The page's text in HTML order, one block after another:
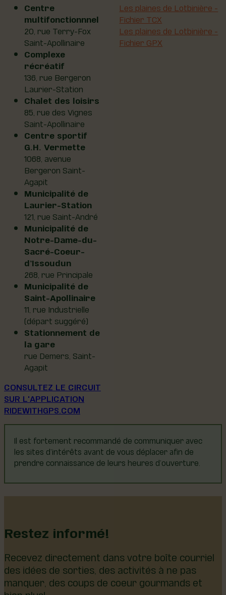
Centre
multifonctionnnel
20, rue Terry-Fox
Saint-Apollinaire
Complexe
récréatif
136, rue Bergeron
Laurier-Station
Chalet des loisirs
85, rue des Vignes
Saint-Apollinaire
Centre sportif
G.H. Vermette
1068, avenue
Bergeron Saint-
Agapit
Municipalité de
Laurier-Station
121, rue Saint-André
Municipalité de
Notre-Dame-du-
Sacré-Coeur-
d’Issoudun
268, rue Principale
Municipalité de
Saint-Apollinaire
11, rue Industrielle
(départ suggéré)
Stationnement de
la gare
rue Demers, Saint-
Agapit
CONSULTEZ LE CIRCUIT
SUR L'APPLICATION
RIDEWITHGPS.COM
Les plaines de Lotbinière -
Fichier TCX
Les plaines de Lotbinière -
Fichier GPX
Il est fortement recommandé de communiquer avec
les sites d’intérêts avant de vous déplacer afin de
prendre connaissance de leurs heures d’ouverture.
Restez informé!
Recevez directement dans votre boîte courriel
des idées de sorties, des activités à ne pas
manquer, des coups de coeur gourmands et